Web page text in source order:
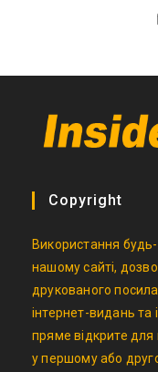
Copyright
Використання будь-
нашому сайті,
друкованого
інтернет-видань та
пряме відкрите для
у першому або